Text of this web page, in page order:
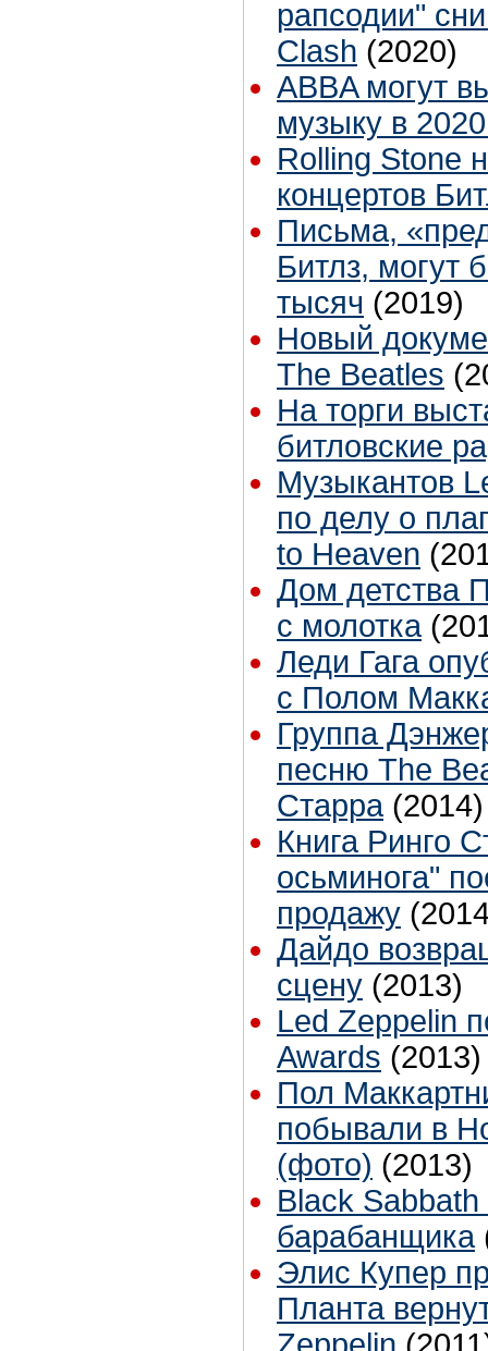
рапсодии"
Clash (2020)
ABBA могут
музыку в
Rolling Stone
концертов
Письма,
Битлз, могут
тысяч (2019)
Новый
The Beatles
На торги
битловские
Музыкантов
по делу о
to Heaven
Дом детства
с молотка
Леди Гага
с Полом
Группа
песню The
Старра (2014)
Книга Ринго
осьминога"
продажу
Дайдо
сцену (2013)
Led Zeppelin
Awards (2013)
Пол
побывали в
(фото) (2013)
Black Sabbath
барабанщика
Элис Купер
Планта